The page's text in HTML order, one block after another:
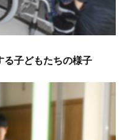
る子どもたちの様子